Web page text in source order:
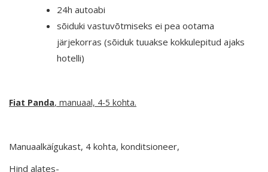
24h autoabi
sõiduki vastuvõtmiseks ei pea ootama
järjekorras (sõiduk tuuakse kokkulepitud ajaks
hotelli)
Fiat Panda, manuaal, 4-5 kohta.
Manuaalkäígukast, 4 kohta, konditsioneer,
Hind alates-